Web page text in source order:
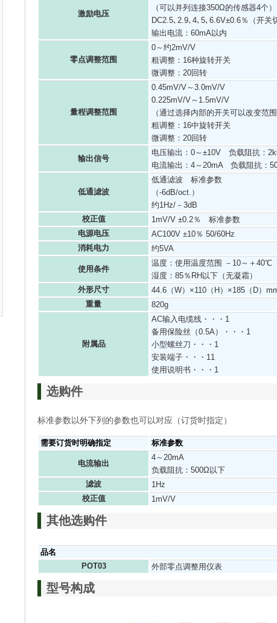
激励电压
（可以并列连接350Ω的传感器4个）
DC2.5､2.9､4､5､6.6V±0.6％（开关
输出电流：60mA以内
零点调整范围
0～约2mV/V
粗调整：16种旋转开关
微调整：20回转
量程调整范围
0.45mV/V～3.0mV/V
0.225mV/V～1.5mV/V
（通过选择内部的开关可以改变范围
粗调整：16中旋转开关
微调整：20回转
输出信号
电压输出：0～±10V 负载阻抗：
电流输出：4～20mA 负载阻抗：
低通滤波
低通滤波 标准参数
（-6dB/oct.）
约1Hz/－3dB
校正值
1mV/V ±0.2％ 标准参数
电源电压
AC100V ±10％ 50/60Hz
消耗电力
约5VA
使用条件
温度：使用温度范围 －10～＋40℃
湿度：85％RH以下（无凝霜）
外形尺寸
44.6（W）×110（H）×185（D）
重量
820g
附属品
AC输入电缆线・・・1
备用保险丝（0.5A）・・・1
小型螺丝刀・・・1
安装端子・・・11
使用说明书・・・1
选购件
标准参数以外下列的参数也可以对应（订货时指定）
需要订货时明确指定 标准参数
电流输出
4～20mA
负载阻抗：500Ω以下
滤波
1Hz
校正值
1mV/V
其他选购件
品名
POT03
外部零点调整用仪表
型号构成